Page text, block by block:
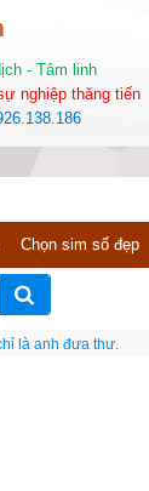
- Tâm linh
nghiệp thăng tiến
Chọn sim số đẹp
là anh đưa thư.